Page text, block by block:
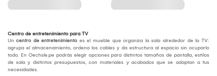
Centro de entretenimiento para TV
Un centro de entretenimiento es el mueble que organiza la sala alrededor de la TV:
agrupa el almacenamiento, ordena los cables y da estructura al espacio sin ocuparlo
todo. En Oechsle.pe podrás elegir opciones para distintos tamaños de pantalla, estilos
de sala y distintos presupuestos, con materiales y acabados que se adaptan a tus
necesidades.